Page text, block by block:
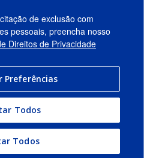
de Uso
de exclusão com
pessoais, preencha nosso
Direitos de Privacidade
Preferências
Todos
Todos